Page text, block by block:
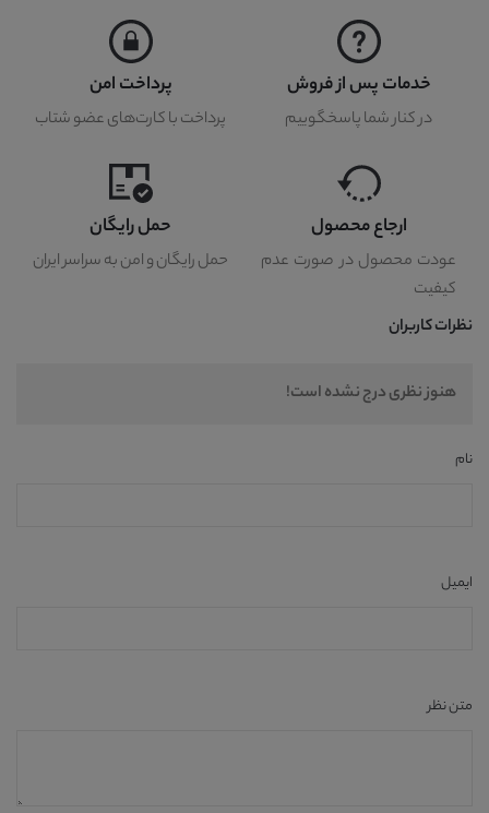
خدمات پس از فروش
در کنار شما پاسخگوییم
پرداخت امن
پرداخت با کارت‌های عضو شتاب
ارجاع محصول
عودت محصول در صورت عدم
کیفیت
حمل رایگان
حمل رایگان و امن به سراسر ایران
نظرات کاربران
هنوز نظری درج نشده است!
نام
ایمیل
متن نظر